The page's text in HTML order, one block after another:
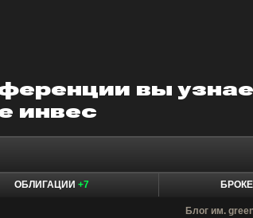
ОБЛИГАЦИИ +7
Блог им.